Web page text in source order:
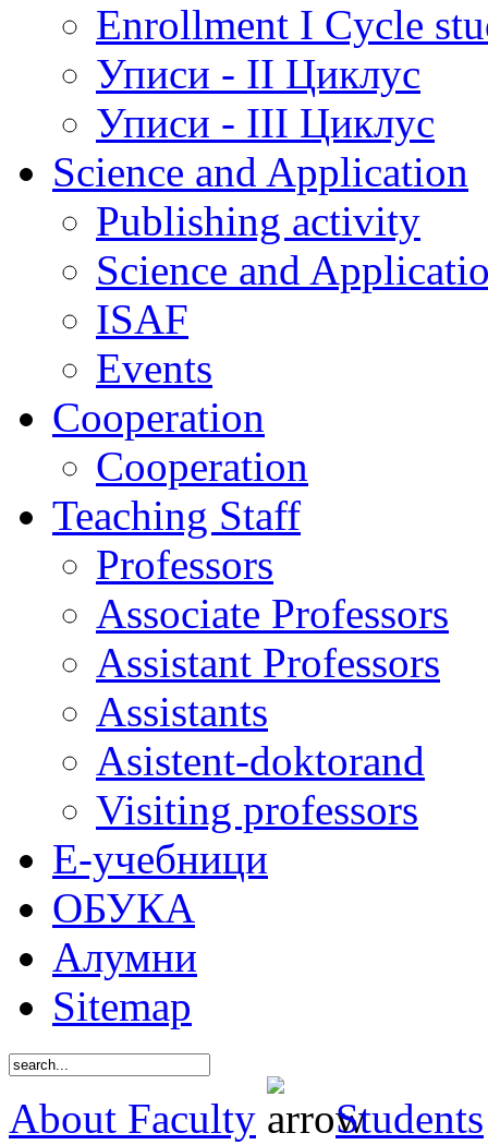
Enrollment I Cycle
Уписи - II Циклус
Уписи - III Циклус
Science and Application
Publishing activity
Science and
ISAF
Events
Cooperation
Cooperation
Teaching Staff
Professors
Associate Professors
Assistant Professors
Assistants
Asistent-doktorand
Visiting professors
Е-учебници
ОБУКА
Алумни
Sitemap
About Faculty
Students